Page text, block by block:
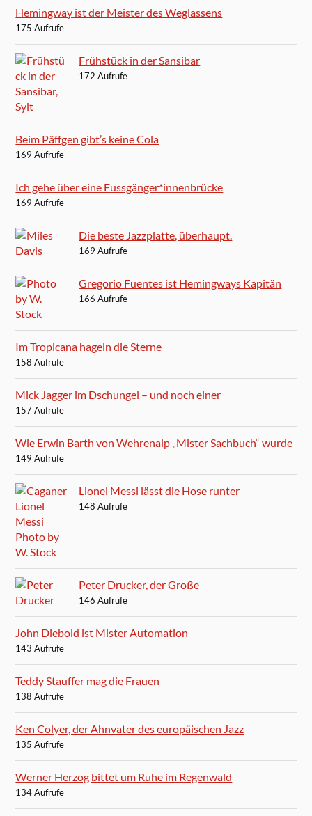
Hemingway ist der Meister des Weglassens
175 Aufrufe
Frühstück in der Sansibar
172 Aufrufe
Beim Päffgen gibt’s keine Cola
169 Aufrufe
Ich gehe über eine Fussgänger*innenbrücke
169 Aufrufe
Die beste Jazzplatte, überhaupt.
169 Aufrufe
Gregorio Fuentes ist Hemingways Kapitän
166 Aufrufe
Im Tropicana hageln die Sterne
158 Aufrufe
Mick Jagger im Dschungel – und noch einer
157 Aufrufe
Wie Erwin Barth von Wehrenalp „Mister Sachbuch“ wurde
149 Aufrufe
Lionel Messi lässt die Hose runter
148 Aufrufe
Peter Drucker, der Große
146 Aufrufe
John Diebold ist Mister Automation
143 Aufrufe
Teddy Stauffer mag die Frauen
138 Aufrufe
Ken Colyer, der Ahnvater des europäischen Jazz
135 Aufrufe
Werner Herzog bittet um Ruhe im Regenwald
134 Aufrufe